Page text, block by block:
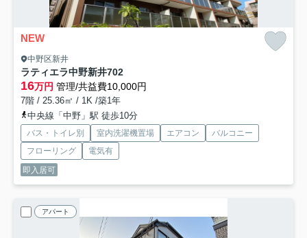
NEW
中野区新井
ラティエラ中野新井702
16万円 管理/共益費10,000円
7階 / 25.36㎡ / 1K /築1年
中央線「中野」駅 徒歩10分
バス・トイレ別 室内洗濯機置場 エアコン
バルコニー
フローリング
電気有
即入居可
アパート